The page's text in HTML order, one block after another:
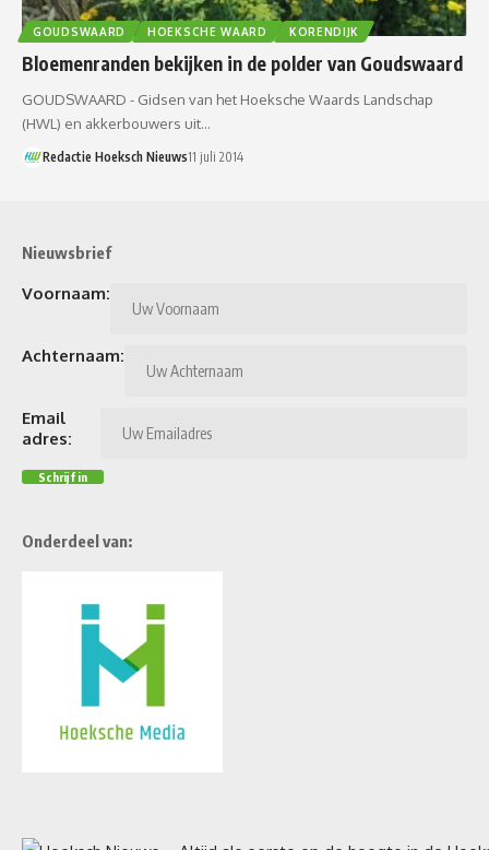
GOUDSWAARD HOEKSCHE WAARD KORENDIJK
Bloemenranden bekijken in de polder van Goudswaard
GOUDSWAARD - Gidsen van het Hoeksche Waards Landschap
(HWL) en akkerbouwers uit…
Redactie Hoeksch Nieuws11 juli 2014
Nieuwsbrief
Voornaam:
Achternaam:
Email
adres:
Onderdeel van: